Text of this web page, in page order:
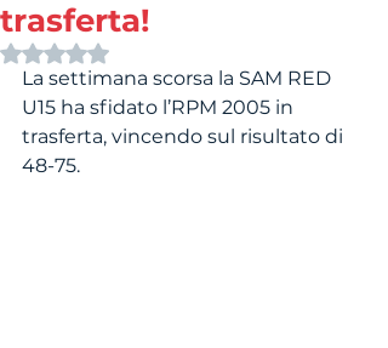
trasferta!
Valutazione NaN stelle su 5.
La settimana scorsa la SAM RED
U15 ha sfidato l’RPM 2005 in
trasferta, vincendo sul risultato di
48-75.